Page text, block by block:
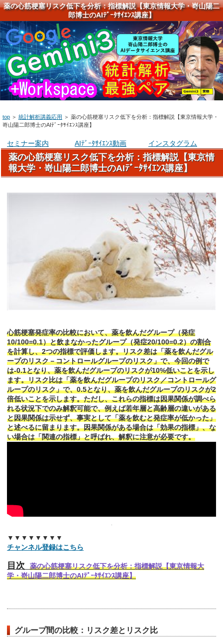
薬の心筋梗塞リスク低下を分析：指標解説【東京情報大学・嵜山陽二
郎博士のAIﾃﾞｰﾀｻｲｴﾝｽ講座】
top ＞ 統計解析講義応用 ＞ 薬の心筋梗塞リスク低下を分析：指標解説【東京情報大学・
嵜山陽二郎博士のAIﾃﾞｰﾀｻｲｴﾝｽ講座】
セミナー案内 AIﾃﾞｰﾀｻｲｴﾝｽ動画 インスタグラム
薬の心筋梗塞リスク低下を分析：指標解説【東京情
報大学・嵜山陽二郎博士のAIﾃﾞｰﾀｻｲｴﾝｽ講座】
心筋梗塞発症率の比較において、薬を飲んだグループ（発症
10/100=0.1）と飲まなかったグループ（発症20/100=0.2）の割合
を計算し、2つの指標で評価します。リスク差は「薬を飲んだグル
ープのリスク－コントロールグループのリスク」で、今回の例で
は-0.1となり、薬を飲んだグループのリスクが10%低いことを示し
ます。リスク比は「薬を飲んだグループのリスク／コントロールグ
ループのリスク」で、0.5となり、薬を飲んだグループのリスクが2
倍低いことを示します。ただし、これらの指標は因果関係が調べら
れる状況下でのみ解釈可能で、例えば若年層と高齢層の違いがある
と因果関係は示せず、事実として「薬を飲むと発症率が低かった」
と述べるに留まります。因果関係がある場合は「効果の指標」、な
い場合は「関連の指標」と呼ばれ、解釈に注意が必要です。
▼▼▼▼▼▼▼▼
チャンネル登録はこちら
目次
薬の心筋梗塞リスク低下を分析：指標解説【東京情報大
学・嵜山陽二郎博士のAIﾃﾞｰﾀｻｲｴﾝｽ講座】
グループ間の比較：リスク差とリスク比